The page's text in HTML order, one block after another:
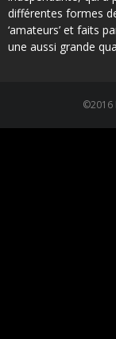
différentes formes
‘amateurs’ et faits
une aussi grande
©2016